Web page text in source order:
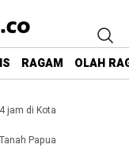
RAGAM OLAH
jam di Kota
Papua